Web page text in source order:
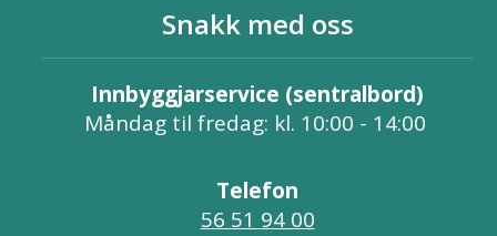
Snakk med oss
Innbyggjarservice (sentralbord)
Måndag til fredag: kl. 10:00 - 14:00
Telefon
56 51 94 00